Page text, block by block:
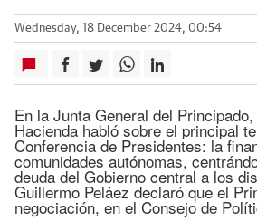
Wednesday, 18 December 2024, 00:54
En la Junta General del
Hacienda habló sobre el principal
Conferencia de Presidentes: la
comunidades autónomas,
deuda del Gobierno central a los
Guillermo Peláez declaró que el
negociación, en el Consejo de